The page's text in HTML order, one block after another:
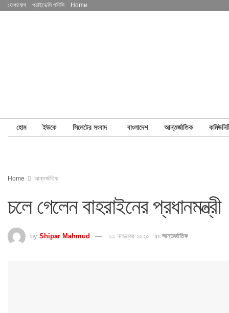
যোগাযোগ প্রাইভেসি পলিসি Home
হোম ইউকে সিলেটের সংবাদ বাংলাদেশ আন্তর্জাতিক
Home আন্তর্জাতিক
চলে গেলেন বাহরাইনের প্রধানমন্ত্রী
by Shipar Mahmud ১১ নভেম্বর ২০২০ in আন্তর্জাতিক